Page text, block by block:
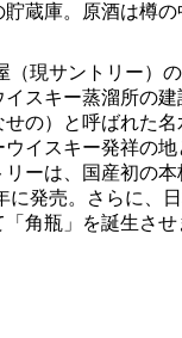
貯蔵庫。原酒は樽
（現サントリー）
スキー蒸溜所の
せの）と呼ばれた
イスキー発祥の地
リーは、国産初の
に発売。さらに、
角瓶」を誕生させ